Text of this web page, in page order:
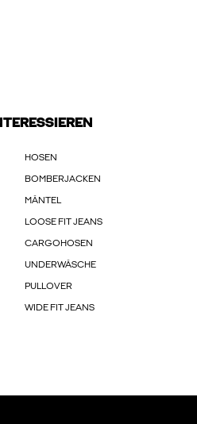
HOSEN
BOMBERJACKEN
MÄNTEL
LOOSE FIT JEANS
CARGOHOSEN
UNDERWÄSCHE
PULLOVER
WIDE FIT JEANS